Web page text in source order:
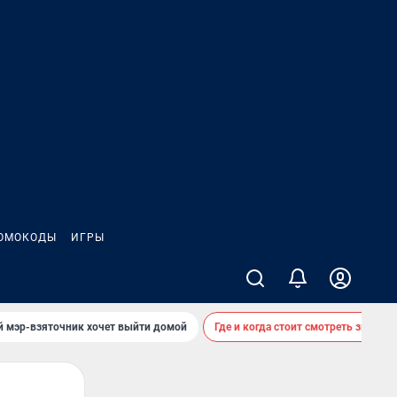
ИГРЫ
мэр-взяточник хочет выйти домой Где и когда стоит смотреть